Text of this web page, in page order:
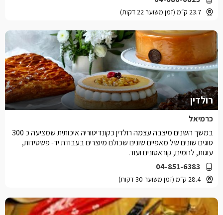
23.7 ק״מ (זמן משוער 22 דקות)
רולדין
כרמיאל
04-851-6383
28.4 ק״מ (זמן משוער 30 דקות)
במשך השנים מיצבה עצמה רולדין כקונדיטוריה איכותית שמציעה כ 300
סוגים שונים של מאפיים שונים שכולם מיוצרים בעבודת יד- פשטידות,
עוגות, לחמים, קוראסונים ועוד.